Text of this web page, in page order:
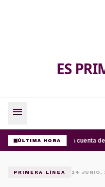
ES
menu
ÚLTIMA HORARoban cuenta
PRIMERA LÍNEA 24 JUNIO,